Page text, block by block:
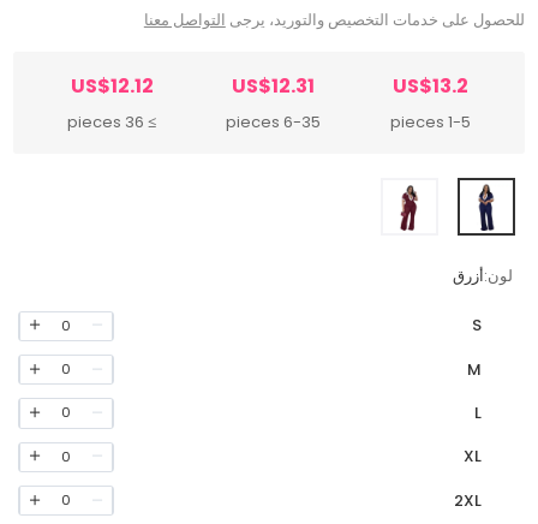
للحصول على خدمات التخصيص والتوريد، يرجى التواصل معنا
US$13.2
1-5 pieces
US$12.31
6-35 pieces
US$12.12
≥ 36 pieces
لون:أزرق
S
0
M
0
L
0
XL
0
2XL
0